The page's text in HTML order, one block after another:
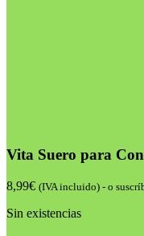
Vita Suero para
8,99€ (IVA incluido) - o
Sin existencias